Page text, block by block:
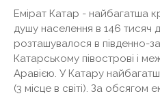
Емірат Катар - найбагатша
душу населення в 146 тисяч
розташувалося в південно-
Катарському півострові і
Аравією. У Катару
(3 місце в світі). За обсягом